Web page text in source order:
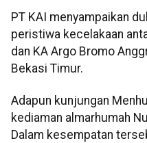
PT KAI menyampaikan
peristiwa kecelakaan
dan KA Argo Bromo
Bekasi Timur.
Adapun kunjungan
kediaman almarhumah
Dalam kesempatan